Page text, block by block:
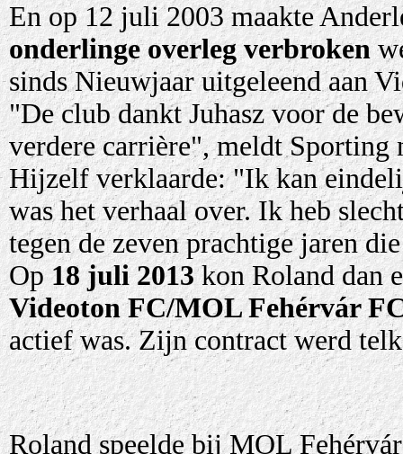
En op 12 juli 2003 maakte
onderlinge overleg verbroken
sinds Nieuwjaar uitgeleend aan
"De club dankt Juhasz voor de
verdere carrière", meldt Sporting
Hijzelf verklaarde: "Ik kan
was het verhaal over. Ik heb
tegen de zeven prachtige jaren
Op18 juli 2013kon Roland dan
Videoton FC/MOL Fehérvár
actief was. Zijn contract werd
Roland speelde bij MOL